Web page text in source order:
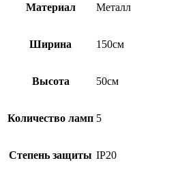
Материал Металл
Ширина 150см
Высота 50см
Количество ламп 5
Степень защиты IP20